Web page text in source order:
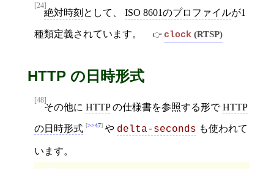
[24]
絶対時刻 として、 ISO 8601のプロファイルが1
種類定義されています。 clock (RTSP)
HTTP の日時形式
[48]
その他に HTTPの仕様書を参照する形でHTTP
の日時形式 >>47 や delta-seconds も使われて
います。